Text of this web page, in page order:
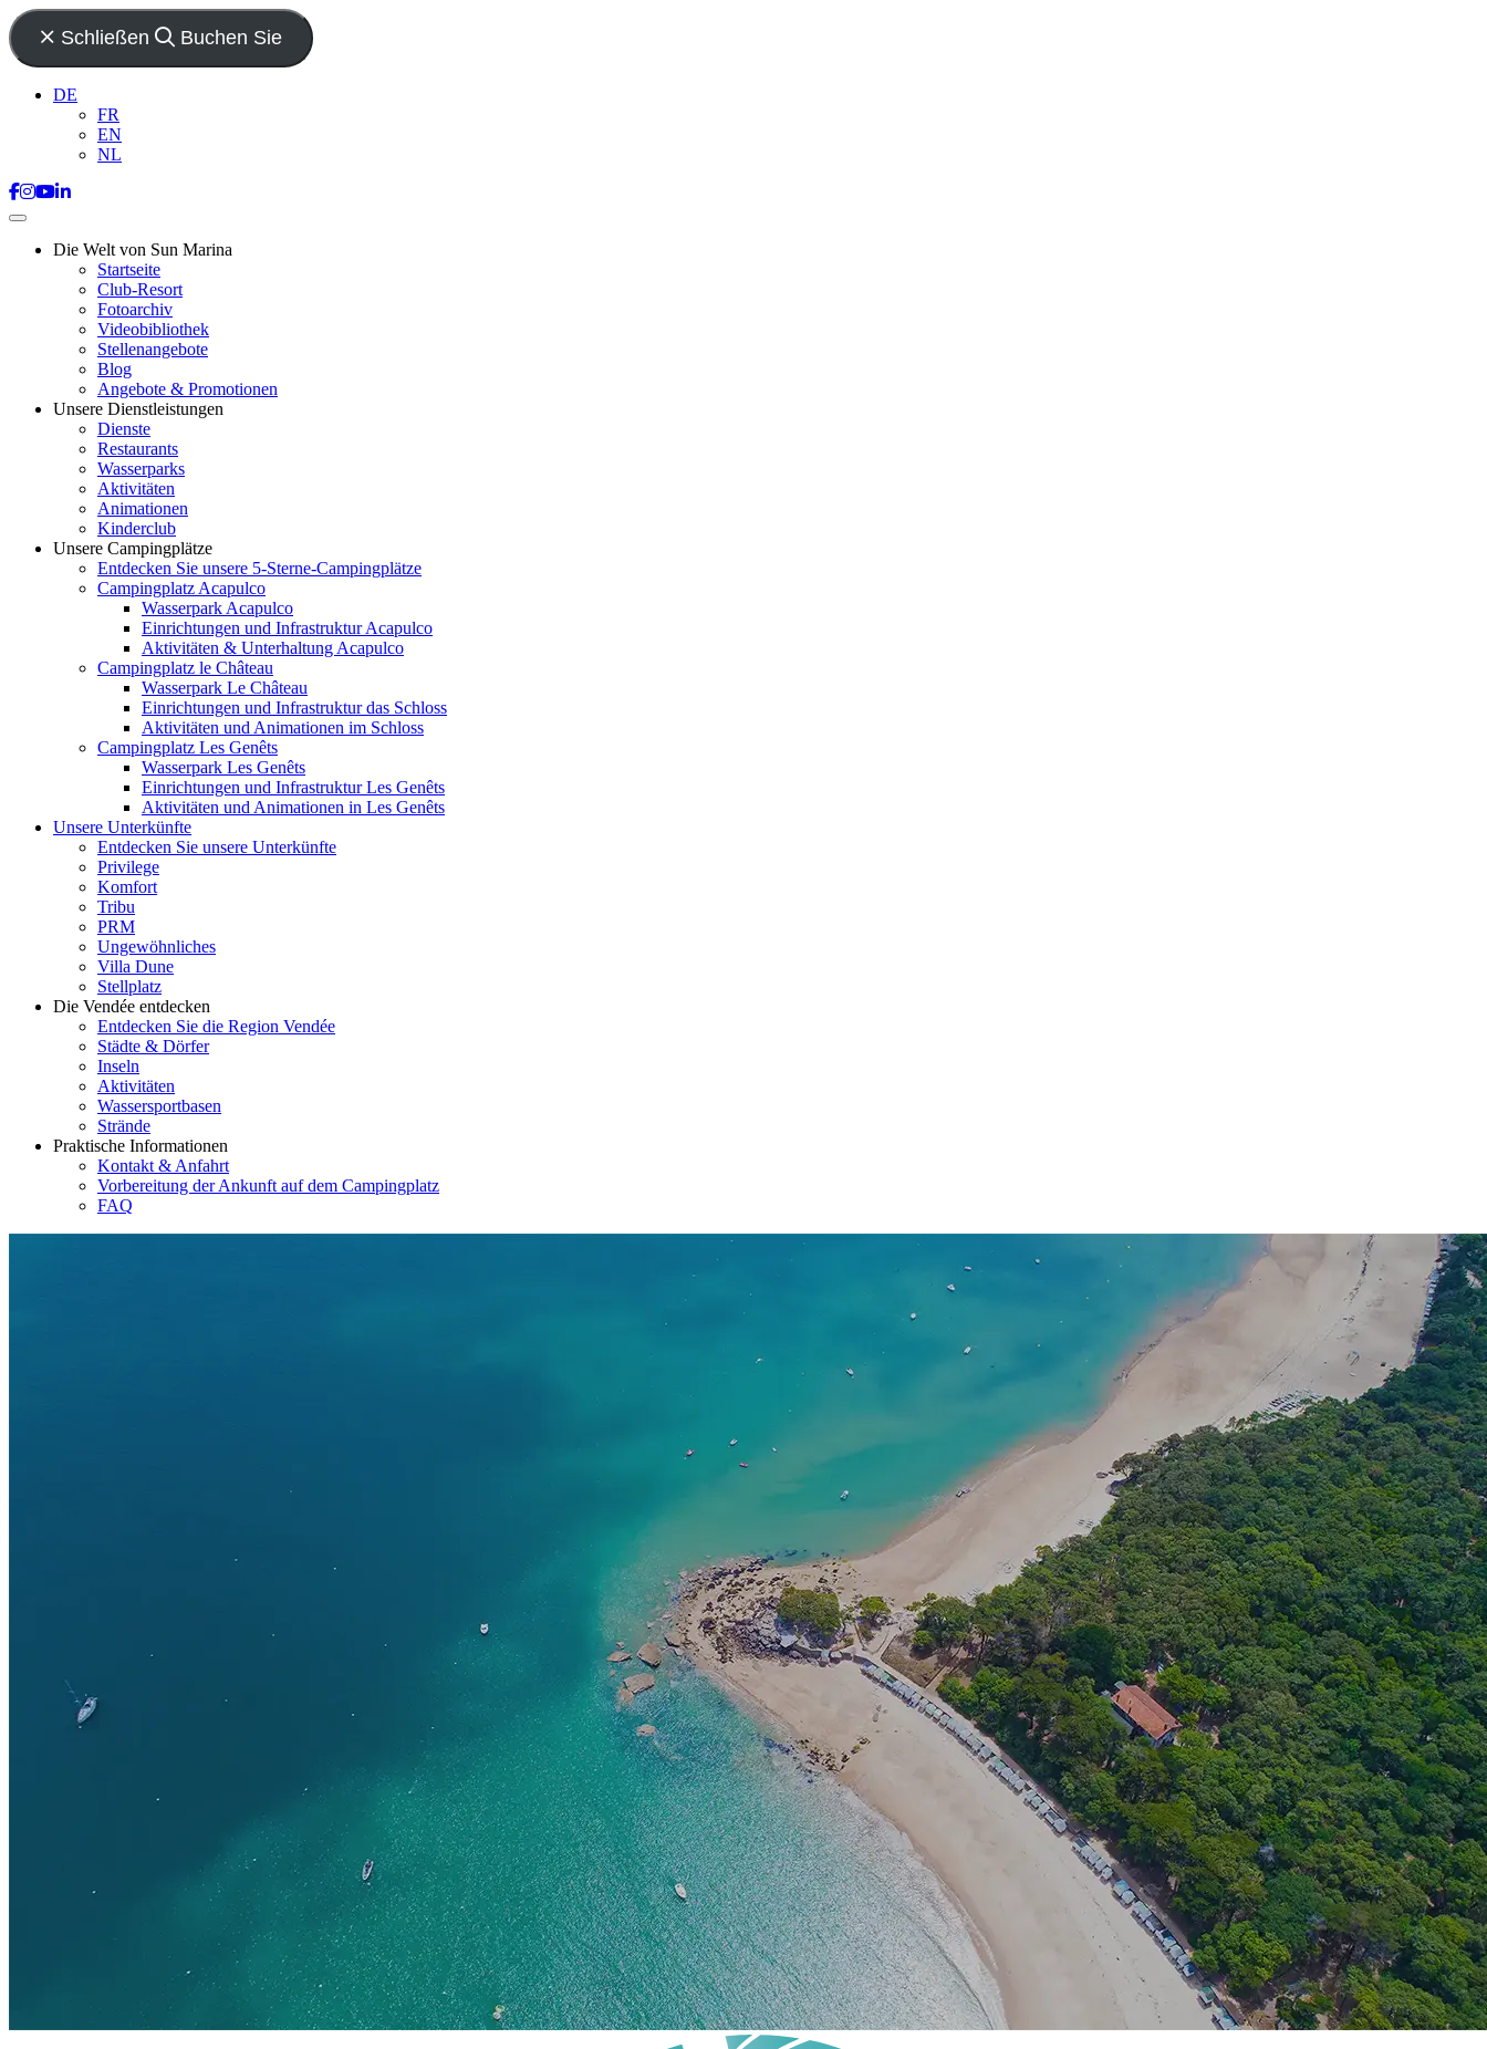
Schließen Buchen Sie
DE
FR
EN
NL
Die Welt von Sun Marina
Startseite
Club-Resort
Fotoarchiv
Videobibliothek
Stellenangebote
Blog
Angebote & Promotionen
Unsere Dienstleistungen
Dienste
Restaurants
Wasserparks
Aktivitäten
Animationen
Kinderclub
Unsere Campingplätze
Entdecken Sie unsere 5-Sterne-Campingplätze
Campingplatz Acapulco
Wasserpark Acapulco
Einrichtungen und Infrastruktur Acapulco
Aktivitäten & Unterhaltung Acapulco
Campingplatz le Château
Wasserpark Le Château
Einrichtungen und Infrastruktur das Schloss
Aktivitäten und Animationen im Schloss
Campingplatz Les Genêts
Wasserpark Les Genêts
Einrichtungen und Infrastruktur Les Genêts
Aktivitäten und Animationen in Les Genêts
Unsere Unterkünfte
Entdecken Sie unsere Unterkünfte
Privilege
Komfort
Tribu
PRM
Ungewöhnliches
Villa Dune
Stellplatz
Die Vendée entdecken
Entdecken Sie die Region Vendée
Städte & Dörfer
Inseln
Aktivitäten
Wassersportbasen
Strände
Praktische Informationen
Kontakt & Anfahrt
Vorbereitung der Ankunft auf dem Campingplatz
FAQ